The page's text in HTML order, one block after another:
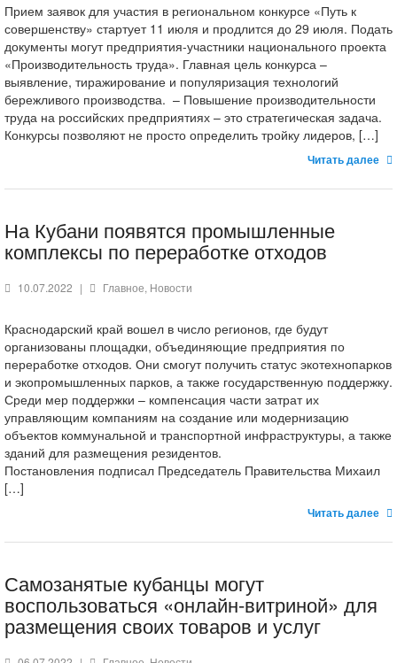
Прием заявок для участия в региональном конкурсе «Путь к
совершенству» стартует 11 июля и продлится до 29 июля. Подать
документы могут предприятия-участники национального проекта
«Производительность труда». Главная цель конкурса –
выявление, тиражирование и популяризация технологий
бережливого производства. – Повышение производительности
труда на российских предприятиях – это стратегическая задача.
Конкурсы позволяют не просто определить тройку лидеров, […]
Читать далее
На Кубани появятся промышленные
комплексы по переработке отходов
10.07.2022 | Главное, Новости
Краснодарский край вошел в число регионов, где будут
организованы площадки, объединяющие предприятия по
переработке отходов. Они смогут получить статус экотехнопарков
и экопромышленных парков, а также государственную поддержку.
Среди мер поддержки – компенсация части затрат их
управляющим компаниям на создание или модернизацию
объектов коммунальной и транспортной инфраструктуры, а также
зданий для размещения резидентов.
Постановления подписал Председатель Правительства Михаил
[…]
Читать далее
Самозанятые кубанцы могут
воспользоваться «онлайн-витриной» для
размещения своих товаров и услуг